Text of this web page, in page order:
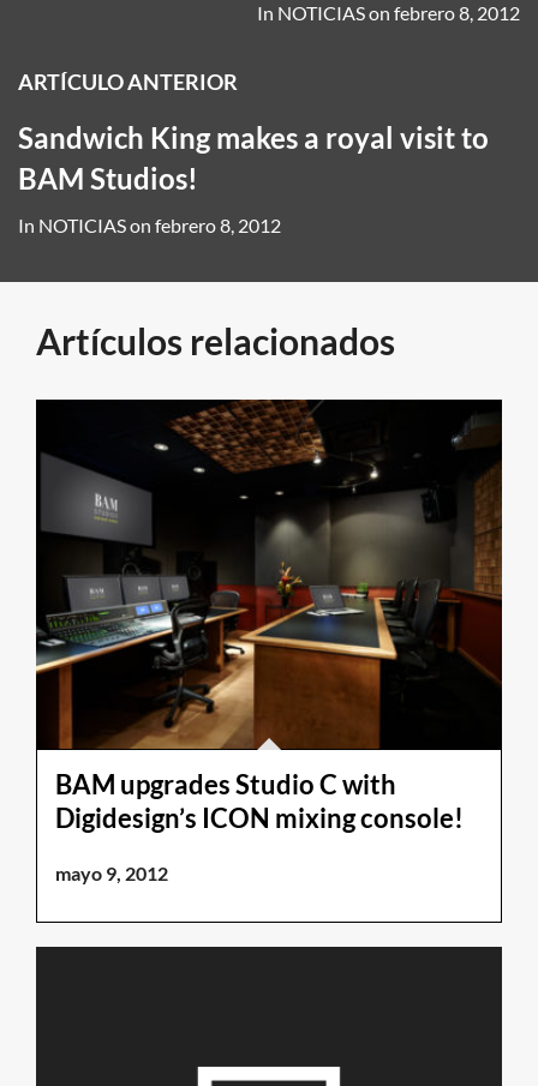
In NOTICIASon febrero 8, 2012
ARTÍCULO ANTERIOR
Sandwich King makes a royal visit to
BAM Studios!
In NOTICIASon febrero 8, 2012
Artículos relacionados
BAM upgrades Studio C with
Digidesign’s ICON mixing console!
mayo 9, 2012